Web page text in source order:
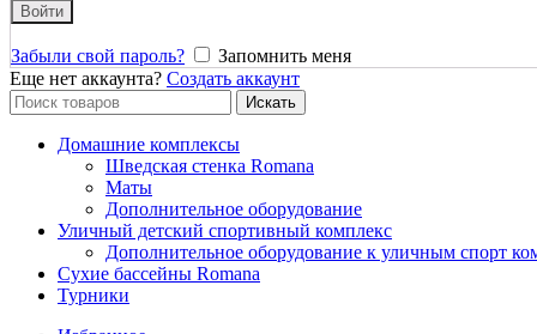
Войти
Забыли свой пароль?
Запомнить меня
Еще нет аккаунта? Создать аккаунт
Search
for:
Искать
Домашние комплексы
Шведская стенка Romana
Маты
Дополнительное оборудование
Уличный детский спортивный комплекс
Дополнительное оборудование к уличным спорт
Сухие бассейны Romana
Турники